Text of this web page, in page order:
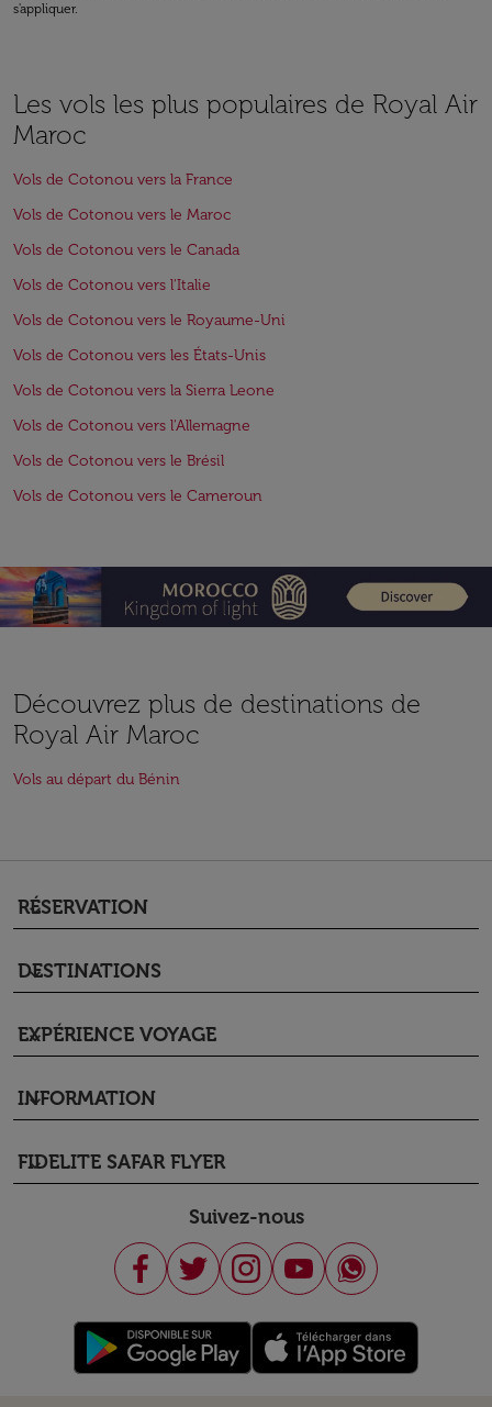
s'appliquer.
Les vols les plus populaires de Royal Air
Maroc
Vols de Cotonou vers la France
Vols de Cotonou vers le Maroc
Vols de Cotonou vers le Canada
Vols de Cotonou vers l'Italie
Vols de Cotonou vers le Royaume-Uni
Vols de Cotonou vers les États-Unis
Vols de Cotonou vers la Sierra Leone
Vols de Cotonou vers l'Allemagne
Vols de Cotonou vers le Brésil
Vols de Cotonou vers le Cameroun
Découvrez plus de destinations de
Royal Air Maroc
Vols au départ du Bénin
RÉSERVATION
keyboard_arrow_down
DESTINATIONS
keyboard_arrow_down
EXPÉRIENCE VOYAGE
keyboard_arrow_down
INFORMATION
keyboard_arrow_down
FIDELITE SAFAR FLYER
keyboard_arrow_down
Suivez-nous